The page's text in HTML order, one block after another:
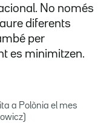
No només
diferents
per
es minimitzen.
a Polònia el mes